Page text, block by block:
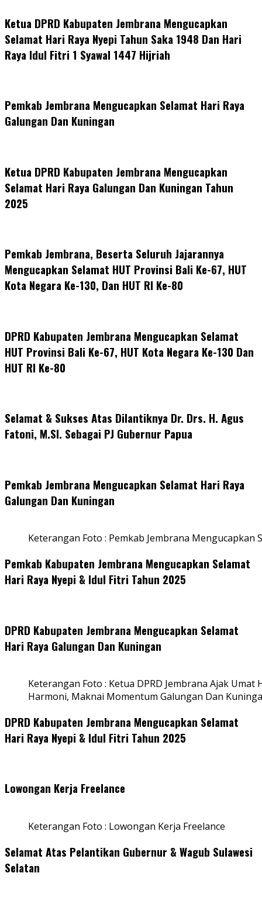
Ketua DPRD Kabupaten Jembrana Mengucapkan
Selamat Hari Raya Nyepi Tahun Saka 1948 Dan Hari
Raya Idul Fitri 1 Syawal 1447 Hijriah
Pemkab Jembrana Mengucapkan Selamat Hari Raya
Galungan Dan Kuningan
Ketua DPRD Kabupaten Jembrana Mengucapkan
Selamat Hari Raya Galungan Dan Kuningan Tahun
2025
Pemkab Jembrana, Beserta Seluruh Jajarannya
Mengucapkan Selamat HUT Provinsi Bali Ke-67, HUT
Kota Negara Ke-130, Dan HUT RI Ke-80
DPRD Kabupaten Jembrana Mengucapkan Selamat
HUT Provinsi Bali Ke-67, HUT Kota Negara Ke-130 Dan
HUT RI Ke-80
Selamat & Sukses Atas Dilantiknya Dr. Drs. H. Agus
Fatoni, M.SI. Sebagai PJ Gubernur Papua
Pemkab Jembrana Mengucapkan Selamat Hari Raya
Galungan Dan Kuningan
Keterangan Foto : Pemkab Jembrana Mengucapkan
Pemkab Kabupaten Jembrana Mengucapkan Selamat
Hari Raya Nyepi & Idul Fitri Tahun 2025
DPRD Kabupaten Jembrana Mengucapkan Selamat
Hari Raya Galungan Dan Kuningan
Keterangan Foto : Ketua DPRD Jembrana Ajak
Harmoni, Maknai Momentum Galungan Dan
DPRD Kabupaten Jembrana Mengucapkan Selamat
Hari Raya Nyepi & Idul Fitri Tahun 2025
Lowongan Kerja Freelance
Keterangan Foto : Lowongan Kerja Freelance
Selamat Atas Pelantikan Gubernur & Wagub Sulawesi
Selatan